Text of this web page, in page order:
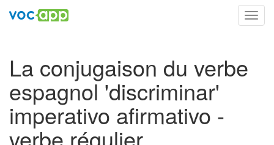
La conjugaison du verbe
espagnol 'discriminar'
imperativo afirmativo -
verbe régulier